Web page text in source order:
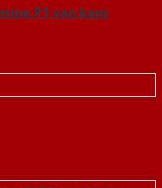
P1 van kem